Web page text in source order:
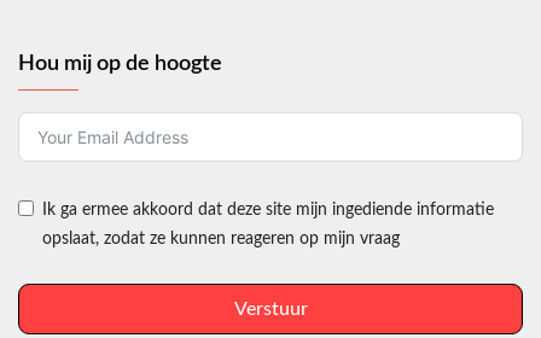
Hou mij op de hoogte
Ik ga ermee akkoord dat deze site mijn ingediende informatie
opslaat, zodat ze kunnen reageren op mijn vraag
Verstuur